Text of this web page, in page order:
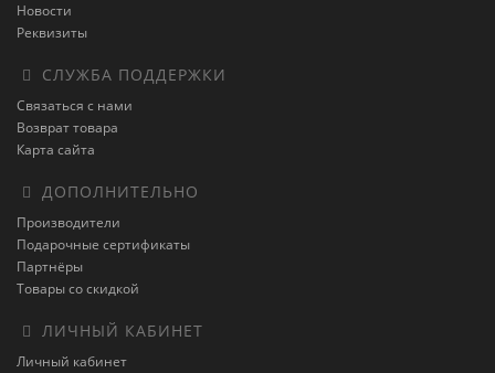
Новости
Реквизиты
СЛУЖБА ПОДДЕРЖКИ
Связаться с нами
Возврат товара
Карта сайта
ДОПОЛНИТЕЛЬНО
Производители
Подарочные сертификаты
Партнёры
Товары со скидкой
ЛИЧНЫЙ КАБИНЕТ
Личный кабинет